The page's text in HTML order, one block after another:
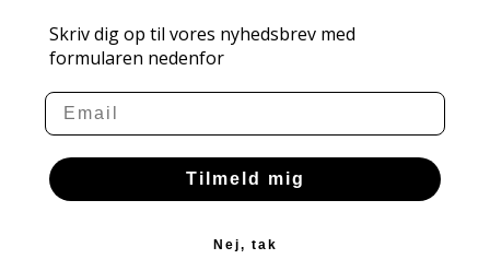
Skriv dig op til vores nyhedsbrev med
formularen nedenfor
Email
Tilmeld mig
Nej, tak